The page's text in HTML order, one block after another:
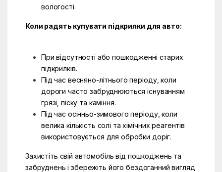
вологості.
Коли радять купувати підкрилки для авто:
При відсутності або пошкодженні старих
підкрилків.
Під час весняно-літнього періоду, коли
дороги часто забруднюються існуванням
грязі, піску та каміння.
Під час осінньо-зимового періоду, коли
велика кількість солі та хімічних реагентів
використовується для обробки доріг.
Захистіть свій автомобіль від пошкоджень та
забруднень і збережіть його бездоганний вигляд